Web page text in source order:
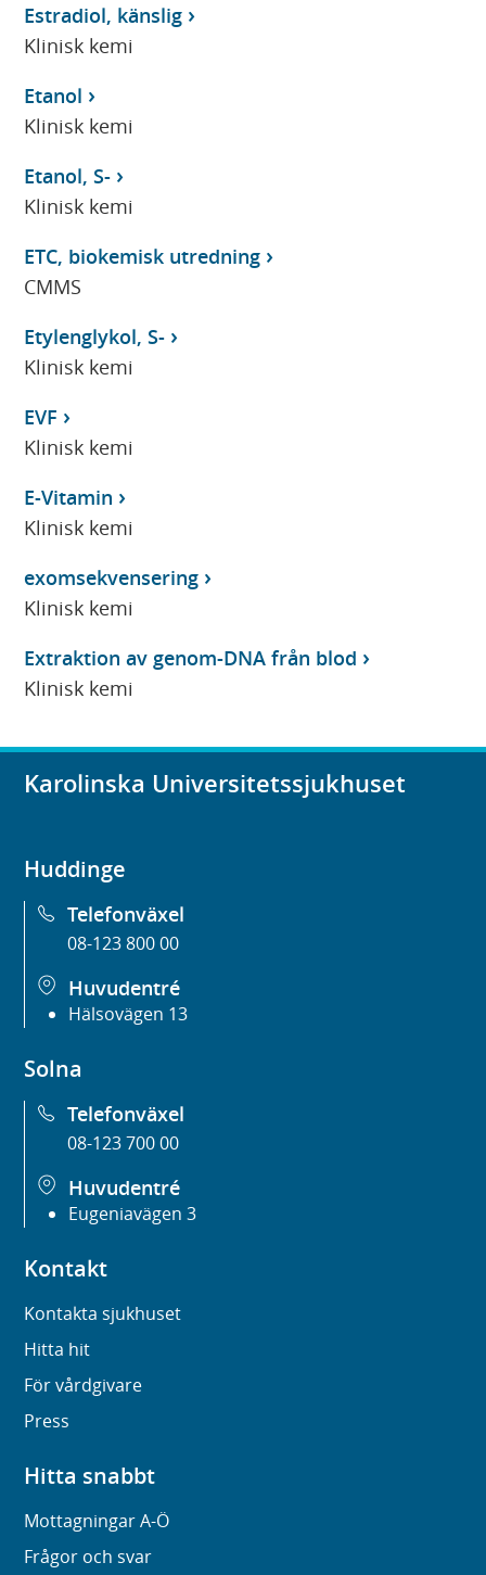
Estradiol, känslig
Klinisk kemi
Etanol
Klinisk kemi
Etanol, S-
Klinisk kemi
ETC, biokemisk utredning
CMMS
Etylenglykol, S-
Klinisk kemi
EVF
Klinisk kemi
E-Vitamin
Klinisk kemi
exomsekvensering
Klinisk kemi
Extraktion av genom-DNA från blod
Klinisk kemi
Karolinska Universitetssjukhuset
Huddinge
Telefonväxel
08-123 800 00
Huvudentré
Hälsovägen 13
Solna
Telefonväxel
08-123 700 00
Huvudentré
Eugeniavägen 3
Kontakt
Kontakta sjukhuset
Hitta hit
För vårdgivare
Press
Hitta snabbt
Mottagningar A-Ö
Frågor och svar